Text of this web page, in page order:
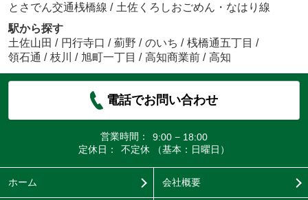
とさでん交通桟橋線 / 土佐くろしおごめん・なはり線
駅から探す
土佐山田 / 円行寺口 / 薊野 / のいち / 桟橋通五丁目 /
領石通 / 枝川 / 旭町一丁目 / 高知商業前 / 高知
電話でお問い合わせ
営業時間：
9:00 − 18:00
定休日：
不定休 （基本：日曜日）
ホーム 会社概要